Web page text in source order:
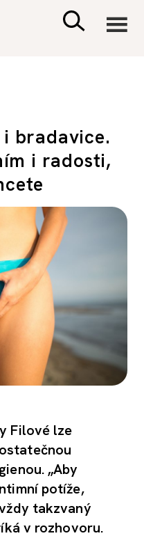
bradavice.
i radosti,
Filové lze
„Aby
potíže,
takzvaný
v rozhovoru.